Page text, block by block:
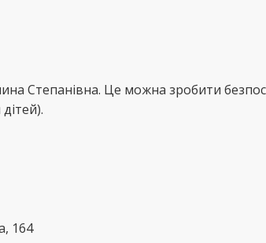
Степанівна. Це можна зробити
164